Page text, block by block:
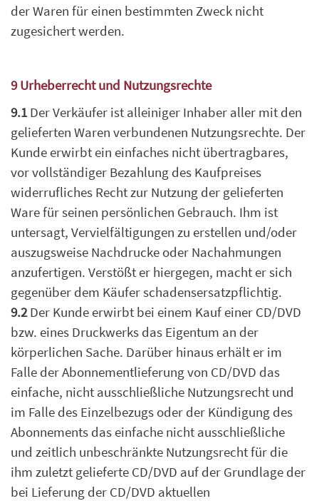
der Waren für einen bestimmten Zweck nicht
zugesichert werden.
9 Urheberrecht und Nutzungsrechte
9.1 Der Verkäufer ist alleiniger Inhaber aller mit den
gelieferten Waren verbundenen Nutzungsrechte. Der
Kunde erwirbt ein einfaches nicht übertragbares,
vor vollständiger Bezahlung des Kaufpreises
widerrufliches Recht zur Nutzung der gelieferten
Ware für seinen persönlichen Gebrauch. Ihm ist
untersagt, Vervielfältigungen zu erstellen und/oder
auszugsweise Nachdrucke oder Nachahmungen
anzufertigen. Verstößt er hiergegen, macht er sich
gegenüber dem Käufer schadensersatzpflichtig.
9.2 Der Kunde erwirbt bei einem Kauf einer CD/DVD
bzw. eines Druckwerks das Eigentum an der
körperlichen Sache. Darüber hinaus erhält er im
Falle der Abonnementlieferung von CD/DVD das
einfache, nicht ausschließliche Nutzungsrecht und
im Falle des Einzelbezugs oder der Kündigung des
Abonnements das einfache nicht ausschließliche
und zeitlich unbeschränkte Nutzungsrecht für die
ihm zuletzt gelieferte CD/DVD auf der Grundlage der
bei Lieferung der CD/DVD aktuellen